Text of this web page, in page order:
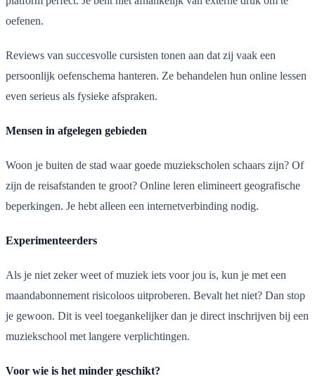
oefenen.
Reviews van succesvolle cursisten tonen aan dat zij vaak een
persoonlijk oefenschema hanteren. Ze behandelen hun online lessen
even serieus als fysieke afspraken.
Mensen in afgelegen gebieden
Woon je buiten de stad waar goede muziekscholen schaars zijn? Of
zijn de reisafstanden te groot? Online leren elimineert geografische
beperkingen. Je hebt alleen een internetverbinding nodig.
Experimenteerders
Als je niet zeker weet of muziek iets voor jou is, kun je met een
maandabonnement risicoloos uitproberen. Bevalt het niet? Dan stop
je gewoon. Dit is veel toegankelijker dan je direct inschrijven bij een
muziekschool met langere verplichtingen.
Voor wie is het minder geschikt?